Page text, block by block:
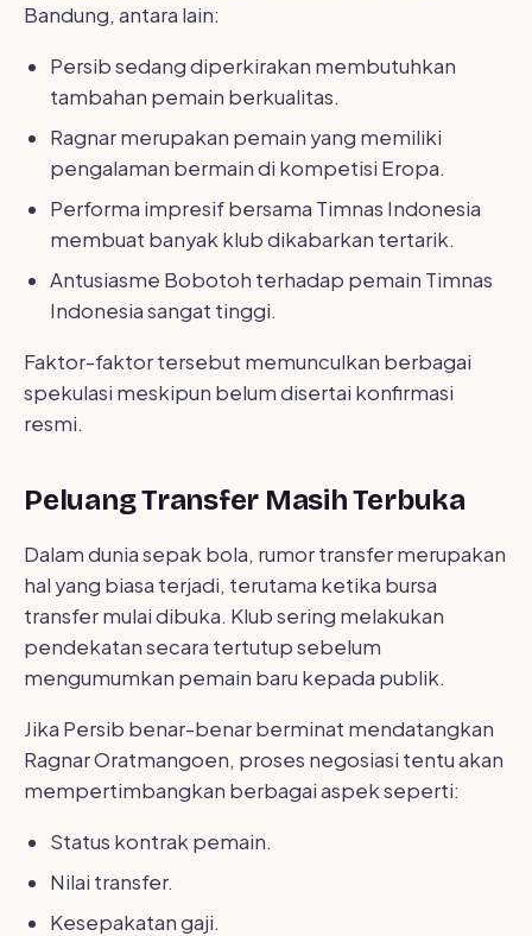
Bandung, antara lain:
Persib sedang diperkirakan membutuhkan
tambahan pemain berkualitas.
Ragnar merupakan pemain yang memiliki
pengalaman bermain di kompetisi Eropa.
Performa impresif bersama Timnas Indonesia
membuat banyak klub dikabarkan tertarik.
Antusiasme Bobotoh terhadap pemain Timnas
Indonesia sangat tinggi.
Faktor-faktor tersebut memunculkan berbagai
spekulasi meskipun belum disertai konfirmasi
resmi.
Peluang Transfer Masih Terbuka
Dalam dunia sepak bola, rumor transfer merupakan
hal yang biasa terjadi, terutama ketika bursa
transfer mulai dibuka. Klub sering melakukan
pendekatan secara tertutup sebelum
mengumumkan pemain baru kepada publik.
Jika Persib benar-benar berminat mendatangkan
Ragnar Oratmangoen, proses negosiasi tentu akan
mempertimbangkan berbagai aspek seperti:
Status kontrak pemain.
Nilai transfer.
Kesepakatan gaji.